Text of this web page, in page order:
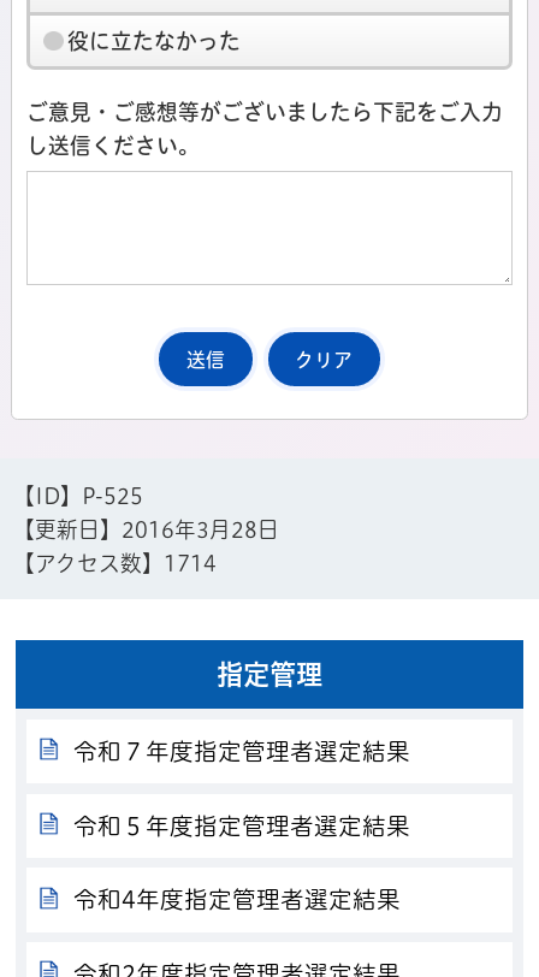
役に立たなかった
ご意見・ご感想等がございましたら下記をご入力
し送信ください。
【ID】
P-525
【更新日】 2016年3月28日
【アクセス数】
1714
指定管理
令和７年度指定管理者選定結果
令和５年度指定管理者選定結果
令和4年度指定管理者選定結果